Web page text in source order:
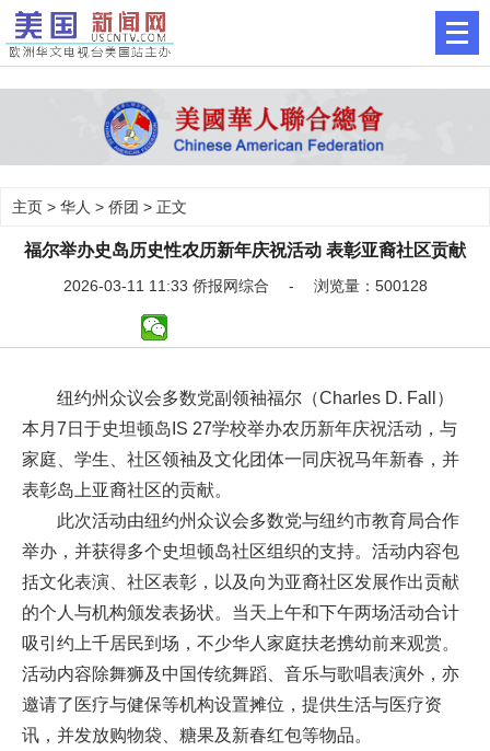
主页 > 华人 > 侨团 > 正文
福尔举办史岛历史性农历新年庆祝活动 表彰亚裔社区贡献
2026-03-11 11:33 侨报网综合 - 浏览量：500128
纽约州众议会多数党副领袖福尔（Charles D. Fall）
本月7日于史坦顿岛IS 27学校举办农历新年庆祝活动，与
家庭、学生、社区领袖及文化团体一同庆祝马年新春，并
表彰岛上亚裔社区的贡献。
此次活动由纽约州众议会多数党与纽约市教育局合作
举办，并获得多个史坦顿岛社区组织的支持。活动内容包
括文化表演、社区表彰，以及向为亚裔社区发展作出贡献
的个人与机构颁发表扬状。当天上午和下午两场活动合计
吸引约上千居民到场，不少华人家庭扶老携幼前来观赏。
活动内容除舞狮及中国传统舞蹈、音乐与歌唱表演外，亦
邀请了医疗与健保等机构设置摊位，提供生活与医疗资
讯，并发放购物袋、糖果及新春红包等物品。